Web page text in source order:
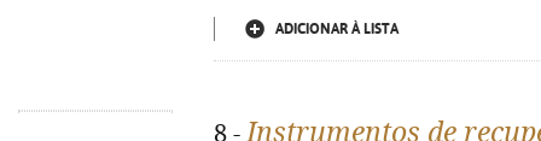
ADICIONAR À LISTA
8 -Instrumentos de